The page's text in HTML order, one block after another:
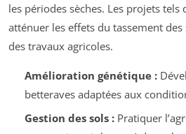
les périodes sèches. Les projets tels
atténuer les effets du tassement
des travaux agricoles.
Amélioration génétique :
betteraves adaptées aux
Gestion des sols :Pratiquer